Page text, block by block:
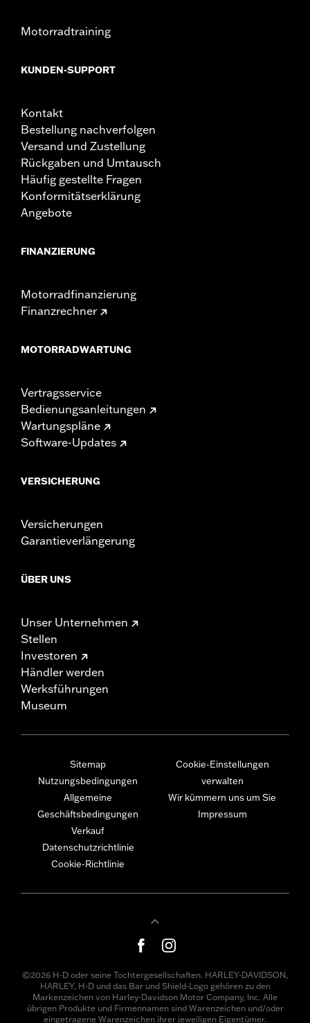
Motorradtraining
KUNDEN-SUPPORT
Kontakt
Bestellung nachverfolgen
Versand und Zustellung
Rückgaben und Umtausch
Häufig gestellte Fragen
Konformitätserklärung
Angebote
FINANZIERUNG
Motorradfinanzierung
Finanzrechner
MOTORRADWARTUNG
Vertragsservice
Bedienungsanleitungen
Wartungspläne
Software-Updates
VERSICHERUNG
Versicherungen
Garantieverlängerung
ÜBER UNS
Unser Unternehmen
Stellen
Investoren
Händler werden
Werksführungen
Museum
Sitemap
Nutzungsbedingungen
Allgemeine
Geschäftsbedingungen
Verkauf
Datenschutzrichtlinie
Cookie-Richtlinie
Cookie-Einstellungen
verwalten
Wir kümmern uns um Sie
Impressum
©2026 H-D oder seine Tochtergesellschaften. HARLEY-DAVIDSON,
HARLEY, H-D und das Bar und Shield-Logo gehören zu den
Markenzeichen von Harley-Davidson Motor Company, Inc. Alle
übrigen Produkte und Firmennamen sind Warenzeichen und/oder
eingetragene Warenzeichen ihrer jeweiligen Eigentümer.